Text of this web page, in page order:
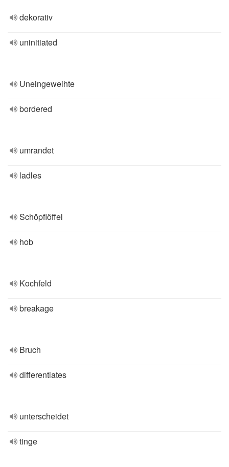
dekorativ
uninitiated
Uneingeweihte
bordered
umrandet
ladles
Schöpflöffel
hob
Kochfeld
breakage
Bruch
differentiates
unterscheidet
tinge